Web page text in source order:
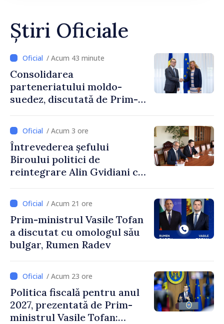
Știri Oficiale
/ Acum 43 minute
Consolidarea
parteneriatului moldo-
suedez, discutată de Prim-
Ambasadoarea Suediei,
Petra Lärke/ Acum 3 ore
Întrevederea șefului
Biroului politici de
reintegrare Alin Gvidiani cu
Comitetului Internațional al
Crucii Roșii în Moldova
/ Acum 21 ore
Prim-ministrul Vasile Tofan
a discutat cu omologul său
bulgar, Rumen Radev
/ Acum 23 ore
Politica fiscală pentru anul
2027, prezentată de Prim-
ministrul Vasile Tofan: